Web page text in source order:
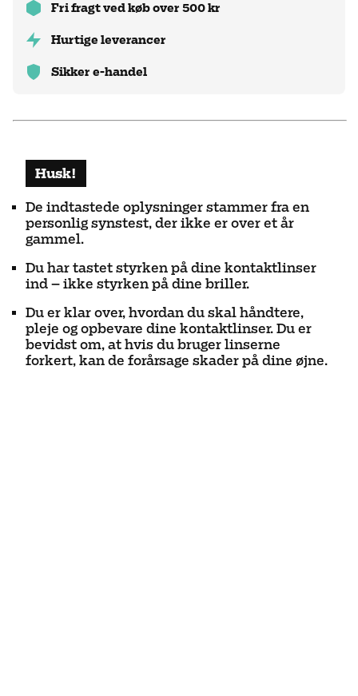
Fri fragt ved køb over 500 kr
Hurtige leverancer
Sikker e-handel
Husk!
De indtastede oplysninger stammer fra en
personlig synstest, der ikke er over et år
gammel.
Du har tastet styrken på dine kontaktlinser
ind – ikke styrken på dine briller.
Du er klar over, hvordan du skal håndtere,
pleje og opbevare dine kontaktlinser. Du er
bevidst om, at hvis du bruger linserne
forkert, kan de forårsage skader på dine øjne.